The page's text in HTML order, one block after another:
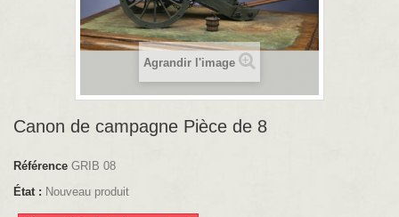
Agrandir l'image
Canon de campagne Pièce de 8
Référence GRIB 08
État : Nouveau produit